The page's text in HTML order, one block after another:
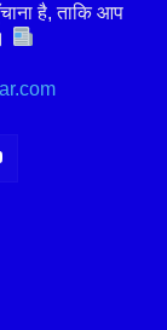
है, ताकि आप